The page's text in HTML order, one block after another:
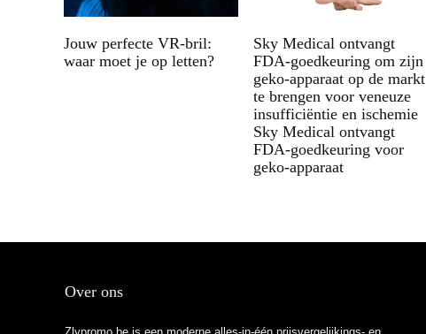
Jouw perfecte VR-bril:
waar moet je op letten?
Sky Medical ontvangt
FDA-goedkeuring om zijn
geko-apparaat op de markt
te brengen voor veneuze
insufficiëntie en ischemie
Sky Medical ontvangt
FDA-goedkeuring voor
geko-apparaat
Over ons